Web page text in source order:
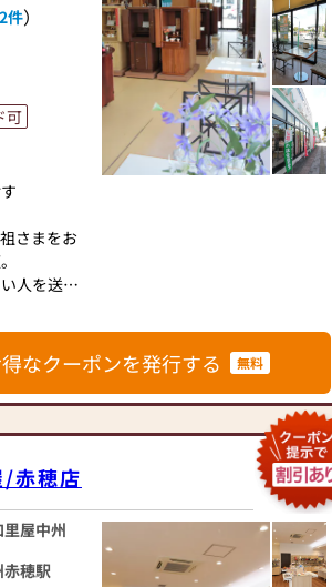
が書かせ
す。
シンプルな
取扱いが
たんだ!?」
い形、か
ぐって展
れ、デザ
品もござ
ら仏具を
境です。
従来型の
取り入れ
ご覧いた
店舗をか
分からな
ご案内い
電話くだ
仏
せて約80
ていま
用仏壇、
ど様々な
示していま
先端の仏
ける
ー、
還町店】も
2件）
可
さまをお
人を送ら
わせ、会
えていく
なられた
び、
所でもあ
みて、ご
なクーポンを発行する 無料
/赤穂店
屋中州
穂駅